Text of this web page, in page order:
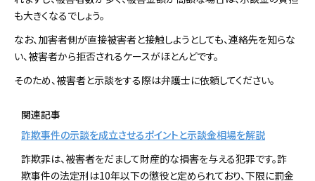
も大きくなるでしょう。
なお、加害者側が直接被害者と接触しようとしても、連絡先を知らな
い、被害者から拒否されるケースがほとんどです。
そのため、被害者と示談をする際は弁護士に依頼してください。
関連記事
詐欺事件の示談を成立させるポイントと示談金相場を解説
詐欺罪は、被害者をだまして財産的な損害を与える犯罪です。詐
欺事件の法定刑は10年以下の懲役と定められており、下限に罰金